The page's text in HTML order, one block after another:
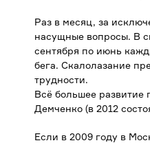
Раз в месяц, за
насущные вопросы. В
сентября по июнь
бега. Скалолазание
трудности.
Всё большее развитие
Демченко (в 2012
Если в 2009 году в